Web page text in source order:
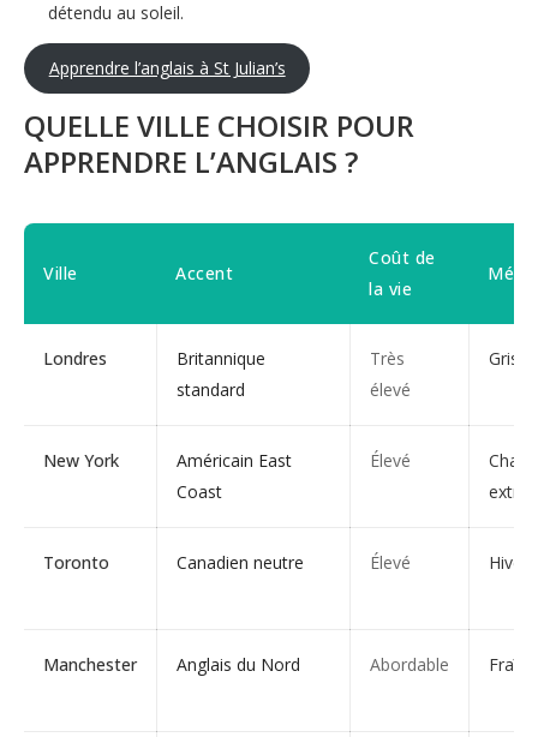
détendu au soleil.
Apprendre l’anglais à St Julian’s
QUELLE VILLE CHOISIR POUR
APPRENDRE L’ANGLAIS ?
Ville Accent
Coût de
la vie
Londres
Britannique
standard
Très
élevé
New York
Américain East
Coast
Élevé
Toronto Canadien neutre Élevé
Manchester Anglais du Nord Abordable